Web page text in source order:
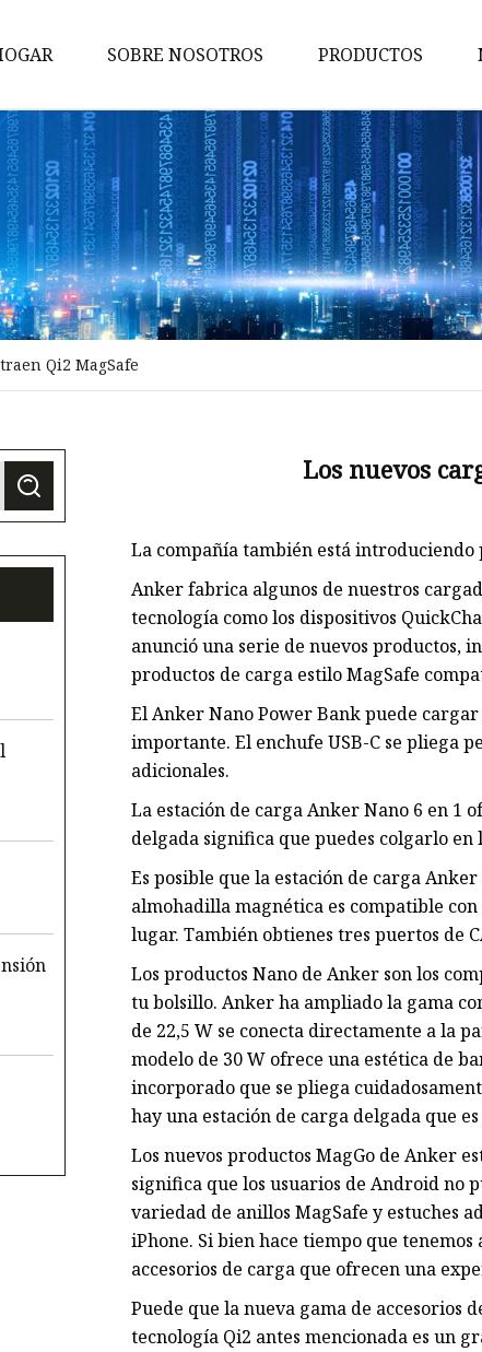
SOBRE NOSOTROS PRODUCTOS
Conmutador de
Energía de la red
Adaptador de red
Consumidor de
Conmutador POE
Adaptador TIPO
Qi2 MagSafe
Los nuevos
La compañía también está
Anker fabrica algunos de nuestros
tecnología como los dispositivos
anunció una serie de nuevos productos,
productos de carga estilo MagSafe
El Anker Nano Power Bank puede cargar
importante. El enchufe USB-C se pliega
adicionales.
La estación de carga Anker Nano 6 en 1
delgada significa que puedes colgarlo
Es posible que la estación de carga
almohadilla magnética es compatible
lugar. También obtienes tres puertos de
Los productos Nano de Anker son los
tu bolsillo. Anker ha ampliado la gama
de 22,5 W se conecta directamente a la
modelo de 30 W ofrece una estética de
incorporado que se pliega
hay una estación de carga delgada que
Los nuevos productos MagGo de Anker
significa que los usuarios de Android no
variedad de anillos MagSafe y estuches
iPhone. Si bien hace tiempo que
accesorios de carga que ofrecen una
Puede que la nueva gama de accesorios
tecnología Qi2 antes mencionada es un